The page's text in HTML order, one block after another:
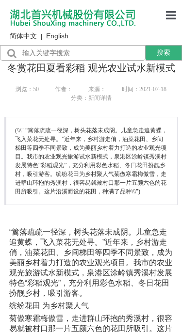
简体中文 English
搜索
冬赏花田夏看彩稻 观光农业试水新模式
浏览： 50 作者： 来源：
时间：2021-07-18
分类：新闻详情
(\\\" “篱落疏疏一径深，树头花落未成阴。儿童急走追黄蝶，
飞入菜花无处寻。”近年来，乡村游走俏，油菜花田、乡间
梯田等四季不同景致，成为美丽乡村着力打造的农业观光项
目。我市的农业观光旅游试水新模式，泉港区涂岭镇秀溪村
发展特色“彩稻观光”，充分利用彩色水稻、冬日花田扮靓乡
村，吸引游客。缤纷花田为乡村聚人气菊傲寒霜梅傲雪，走
进群山环抱的秀溪村，很容易就被村口那一片五颜六色的花
田所吸引。这片沿溪而设的花田，种满了品种\\\")
“篱落疏疏一径深，树头花落未成阴。儿童急走
追黄蝶，飞入菜花无处寻。”近年来，乡村游走
俏，油菜花田、乡间梯田等四季不同景致，成为
美丽乡村着力打造的农业观光项目。我市的农业
观光旅游试水新模式，泉港区涂岭镇秀溪村发展
特色“彩稻观光”，充分利用彩色水稻、冬日花田
扮靓乡村，吸引游客。
缤纷花田 为乡村聚人气
菊傲寒霜梅傲雪，走进群山环抱的秀溪村，很容
易就被村口那一片五颜六色的花田所吸引。这片